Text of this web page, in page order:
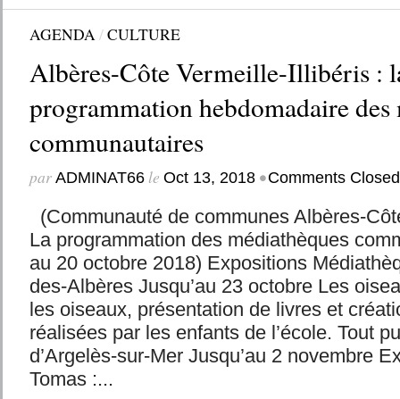
AGENDA/CULTURE
Albères-Côte Vermeille-Illibéris :
programmation hebdomadaire des
communautaires
par ADMINAT66le Oct 13, 2018 •Comments Closed
(Communauté de communes Albères-
La programmation des médiathèques
au 20 octobre 2018) Expositions
des-Albères Jusqu’au 23 octobre Les
les oiseaux, présentation de livres et
réalisées par les enfants de l’école. Tout
d’Argelès-sur-Mer Jusqu’au 2 novembre
Tomas :...